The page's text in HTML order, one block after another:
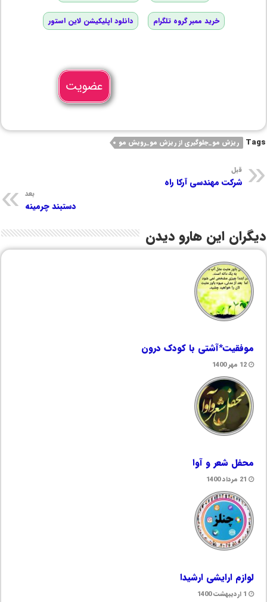
خرید ممبر گروه تلگرام دانلود اپلیکیشن لاین استور
عضویت
Tags ریزش مو_جلوگیری از ریزش مو_رویش مو
قبل
شرکت مهندسی آرکا راه
بعد
دستبند چرمینه
دیگران این هارو دیدن
موفقیت*آشتی با کودک درون
12 مهر 1400
محفل شعر و آوا
21 مرداد 1400
لوازم ارایشی ارشیدا
1 اردیبهشت 1400